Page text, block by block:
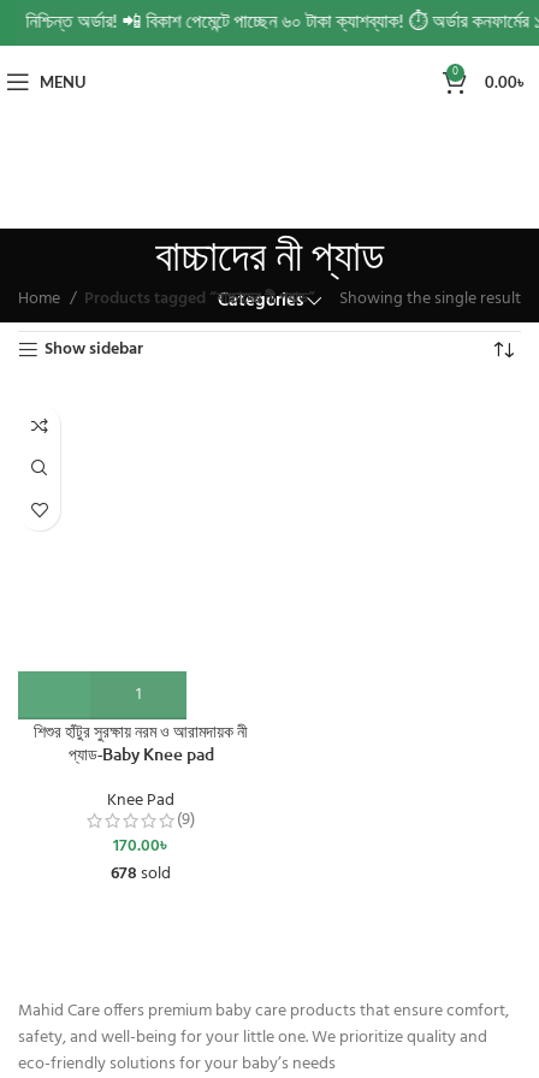
নিশ্চিন্ত অর্ডার! 📲 বিকাশ পেমেন্টে পাচ্ছেন ৬০ টাকা ক্যাশব্যাক! ⏱️ অর্ডার
MENU 0 0.00৳
বাচ্চাদের নী প্যাড
Categories
Home Products tagged “বাচ্চাদের নী প্যাড”
Showing the single result
Show sidebar
শিশুর হাঁটুর সুরক্ষায় নরম ও আরামদায়ক নী
প্যাড-Baby Knee pad
Knee Pad
(9)
170.00৳
678sold
Mahid Care offers premium baby care products that ensure comfort,
safety, and well-being for your little one. We prioritize quality and
eco-friendly solutions for your baby’s needs